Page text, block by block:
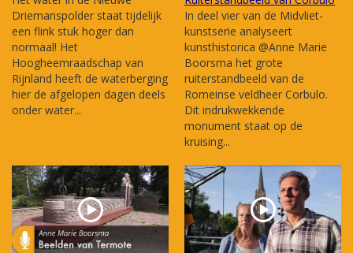
Driemanspolder staat tijdelijk
een flink stuk hoger dan
normaal! Het
Hoogheemraadschap van
Rijnland heeft de waterberging
hier de afgelopen dagen deels
onder water...
In deel vier van de Midvliet-
kunstserie analyseert
kunsthistorica @Anne Marie
Boorsma het grote
ruiterstandbeeld van de
Romeinse veldheer Corbulo.
Dit indrukwekkende
monument staat op de
kruising...